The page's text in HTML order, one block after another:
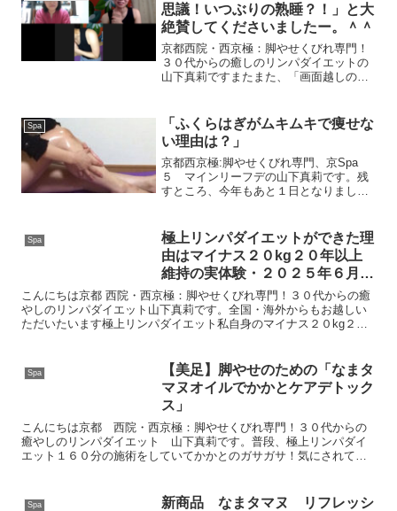
思議！いつぶりの熟睡？！」と大
絶賛してくださいましたー。＾＾
京都西院・西京極：脚やせくびれ専門！
３０代からの癒しのリンパダイエットの
山下真莉ですまたまた、「画面越しの施
中楯由紀子さん「なまタマヌ」を愛用し
てくださってるユーザーさ...
Spa
「ふくらはぎがムキムキで痩せな
い理由は？」
京都西京極:脚やせくびれ専門、京Spa
５ マインリーフデの山下真莉です。残
すところ、今年もあと１日となりまし
お喜びのお声だと感謝しております。さ
て、先日、インスタライブ...
Spa
極上リンパダイエットができた理
由はマイナス２０kg２０年以上
維持の実体験・２０２５年６月コ
ペンハーゲンで開催される施術の
世界大会に出場します
こんにちは京都 西院・西京極：脚やせくびれ専門！３０代からの癒
やしのリンパダイエット山下真莉です。全国・海外からもお越しい
ただいたいます極上リンパダイエット私自身のマイナス２０kg２０
Spa
【美足】脚やせのための「なまタ
マヌオイルでかかとケアデトック
ス」
こんにちは京都 西院・西京極：脚やせくびれ専門！３０代からの
癒やしのリンパダイエット 山下真莉です。普段、極上リンパダイ
エット１６０分の施術をしていてかかとのガサガサ！気にされてい
Spa
新商品 なまタマヌ リフレッシ